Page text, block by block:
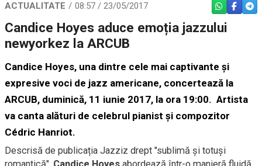
ACTUALITATE 08:57 / 23/05/2017 WHATSAPP
Candice Hoyes aduce emoția jazzului
newyorkez la ARCUB
Candice Hoyes, una dintre cele mai captivante și
expresive voci de jazz americane, concertează la
ARCUB, duminică, 11 iunie 2017, la ora 19:00. Artista
va canta alături de celebrul pianist și compozitor
Cédric Hanriot.
Descrisă de publicația Jazziz drept "sublimă și totuși
romantică", Candice Hoyes abordează într-o manieră fluidă